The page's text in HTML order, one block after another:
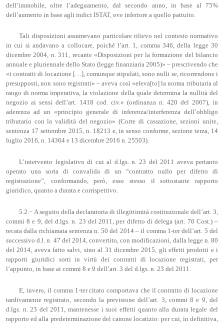
dell’immobile, oltre l’adeguamento, dal secondo anno, in base al 75%
dell’aumento in base agli indici ISTAT, ove inferiore a quello pattuito.
Tali disposizioni assumevano particolare rilievo nel contesto normativo
in cui si andavano a collocare, poiché l’art. 1, comma 346, della legge 30
dicembre 2004, n. 311, recante «Disposizioni per la formazione del bilancio
annuale e pluriennale dello Stato (legge finanziaria 2005)» – prescrivendo che
«i contratti di locazione […], comunque stipulati, sono nulli se, ricorrendone i
presupposti, non sono registrati» – aveva così «eleva[to] la norma tributaria al
rango di norma imperativa, la violazione della quale determina la nullità del
negozio ai sensi dell’art. 1418 cod. civ.» (ordinanza n. 420 del 2007), in
aderenza ad un «principio generale di inferenza/interferenza dell’obbligo
tributario con la validità del negozio» (Corte di cassazione, sezioni unite,
sentenza 17 settembre 2015, n. 18213 e, in senso conforme, sezione terza, 14
luglio 2016, n. 14364 e 13 dicembre 2016 n. 25503).
L’intervento legislativo di cui al d.lgs. n. 23 del 2011 aveva pertanto
operato una sorta di convalida di un “contratto nullo per difetto di
registrazione”, conformando, però, esso stesso il sottostante rapporto
giuridico, quanto a durata e corrispettivo.
5.2.− A seguito della declaratoria di illegittimità costituzionale dell’art. 3,
commi 8 e 9, del d.lgs. n. 23 del 2011, per difetto di delega (art. 76 Cost.) –
recata dalla richiamata sentenza n. 50 del 2014 – il comma 1-ter dell’art. 5 del
successivo d.l. n. 47 del 2014, convertito, con modificazioni, dalla legge n. 80
del 2014, aveva fatto salvi, sino al 31 dicembre 2015, gli effetti prodotti e i
rapporti giuridici sorti in virtù dei contratti di locazione registrati, per
l’appunto, in base ai commi 8 e 9 dell’art. 3 del d.lgs. n. 23 del 2011.
E, invero, il comma 1-ter citato comportava che il contratto di locazione
tardivamente registrato, secondo la previsione dell’art. 3, commi 8 e 9, del
d.lgs. n. 23 del 2011, mantenesse i suoi effetti quanto alla durata legale del
rapporto ed alla predeterminazione del canone locatizio: per cui, in definitiva,